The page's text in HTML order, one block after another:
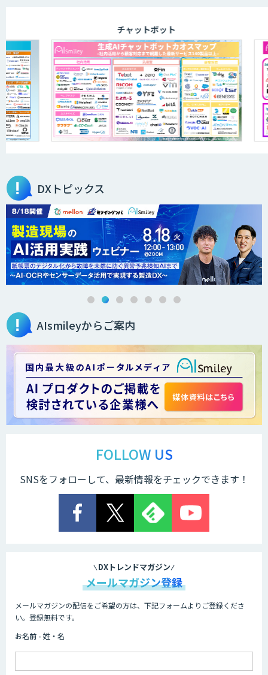
チャットボット
DXトピックス
AIsmileyからご案内
FOLLOW US
SNSをフォローして、最新情報をチェックできます！
DXトレンドマガジン
メールマガジン登録
メールマガジンの配信をご希望の方は、下記フォームよりご登録くださ
い。登録無料です。
お名前 - 姓・名